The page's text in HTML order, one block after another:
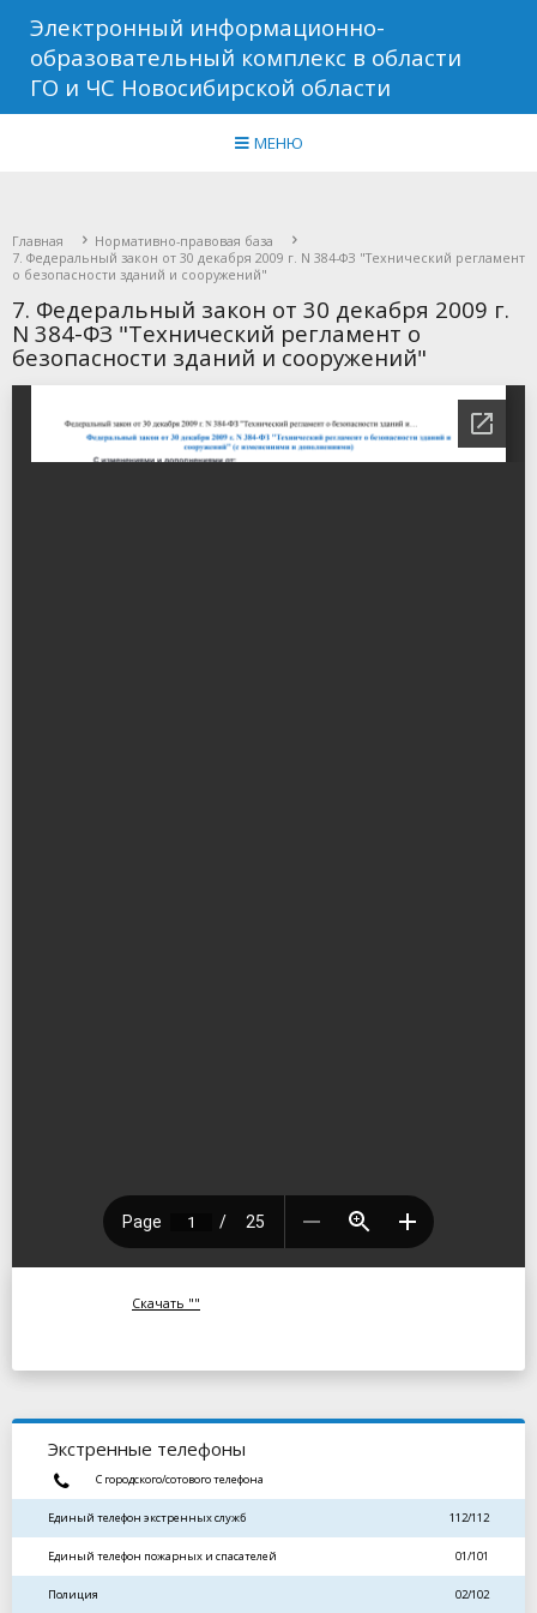
Электронный информационно-
образовательный комплекс в области
ГО и ЧС Новосибирской области
МЕНЮ
Главная
Нормативно-правовая база
7. Федеральный закон от 30 декабря 2009 г. N 384-ФЗ "Технический регламент
о безопасности зданий и сооружений"
7. Федеральный закон от 30 декабря 2009 г.
N 384-ФЗ "Технический регламент о
безопасности зданий и сооружений"
Скачать ""
Экстренные телефоны
С городского/сотового телефона
Единый телефон экстренных служб 112/112
Единый телефон пожарных и спасателей 01/101
Полиция 02/102